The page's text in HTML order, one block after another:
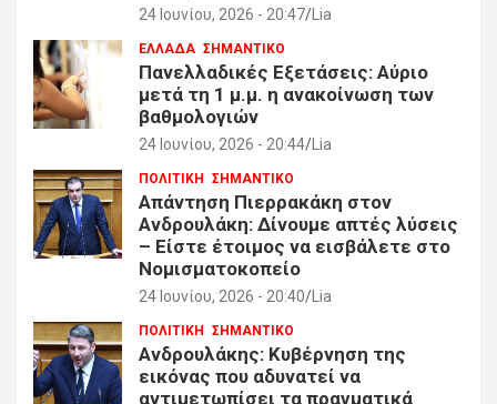
24 Ιουνίου, 2026 - 20:47 Lia
ΕΛΛΑΔΑ ΣΗΜΑΝΤΙΚΟ
Πανελλαδικές Εξετάσεις: Αύριο
μετά τη 1 μ.μ. η ανακοίνωση των
βαθμολογιών
24 Ιουνίου, 2026 - 20:44 Lia
ΠΟΛΙΤΙΚΗ ΣΗΜΑΝΤΙΚΟ
Απάντηση Πιερρακάκη στον
Ανδρουλάκη: Δίνουμε απτές λύσεις
– Είστε έτοιμος να εισβάλετε στο
Νομισματοκοπείο
24 Ιουνίου, 2026 - 20:40 Lia
ΠΟΛΙΤΙΚΗ ΣΗΜΑΝΤΙΚΟ
Ανδρουλάκης: Κυβέρνηση της
εικόνας που αδυνατεί να
αντιμετωπίσει τα πραγματικά